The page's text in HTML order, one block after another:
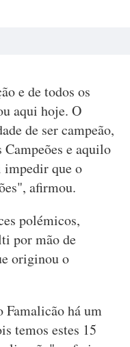
e de todos os
aqui hoje. O
de ser campeão,
e aquilo
impedir que o
afirmou.
polémicos,
por mão de
originou o
Famalicão há um
temos estes 15